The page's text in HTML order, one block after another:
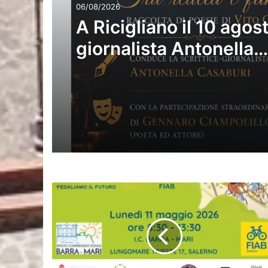
06/08/2026
A Ricigliano il 10
giornalista Antonella
Casaburi presenta la
raccolta del poeta Vito
Caponegri
11
-
Bimbimbici®
‘Barra
-